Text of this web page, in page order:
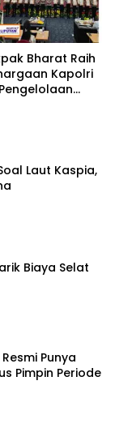
Bharat Raih
Kapolri
Laut Kaspia,
Biaya Selat
Punya
Pimpin Periode